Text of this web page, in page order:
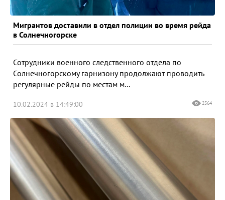
Мигрантов доставили в отдел полиции во время рейда
в Солнечногорске
Сотрудники военного следственного отдела по
Солнечногорскому гарнизону продолжают проводить
регулярные рейды по местам м...
10.02.2024 в 14:49:00 2564